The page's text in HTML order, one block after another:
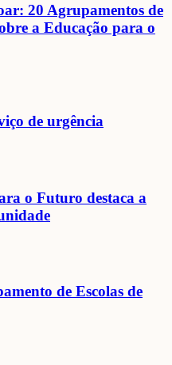
20 Agrupamentos de
a Educação para o
de urgência
o Futuro destaca a
de Escolas de